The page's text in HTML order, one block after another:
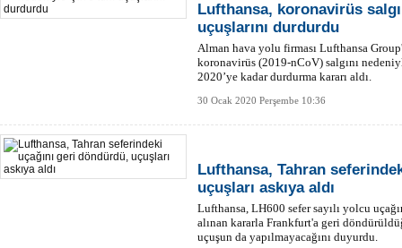
Lufthansa, koronavirüs
uçuşlarını durdurdu
Alman hava yolu firması Lufthansa
koronavirüs (2019-nCoV) salgını
2020’ye kadar durdurma kararı aldı.
30 Ocak 2020 Perşembe 10:36
Lufthansa, Tahran
uçuşları askıya aldı
Lufthansa, LH600 sefer sayılı yolcu
alınan kararla Frankfurt'a geri
uçuşun da yapılmayacağını duyurdu.